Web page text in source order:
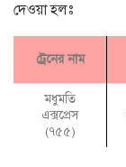
দেওয়া হলঃ
ট্রেনের নাম
মধুমতি
এক্সপ্রেস
(৭৫৫)